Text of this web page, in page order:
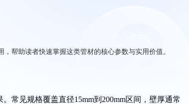
帮助读者快速掌握这类管材的核心参数与实用价值。
常见规格覆盖直径15mm到200mm区间，壁厚通常